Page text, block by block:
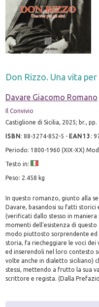
Don Rizzo. Una vita
Davare Giacomo Romano
Il Convivio
Castiglione di Sicilia, 2025; br., pp.
ISBN:88-3274-852-5 - EAN13 :
Periodo: 1800-1960 (XIX-XX)
Testo in:
Peso: 2.458 kg
In questo romanzo, giunto alla
Davare, basandosi su fatti storici
(verificati dallo stesso in
momenti dell'esistenza di
modo piuttosto sorprendente ed
storia, fa riecheggiare le voci dei
ed inserendoli nel loro contesto
volte anche in dialetto siciliano)
stessi, mettendo a frutto la sua
scrittore e regista. (Dalla